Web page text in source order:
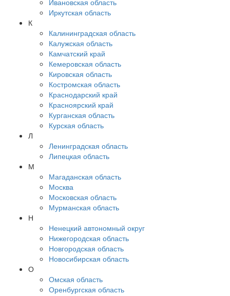
Ивановская область
Иркутская область
К
Калининградская область
Калужская область
Камчатский край
Кемеровская область
Кировская область
Костромская область
Краснодарский край
Красноярский край
Курганская область
Курская область
Л
Ленинградская область
Липецкая область
М
Магаданская область
Москва
Московская область
Мурманская область
Н
Ненецкий автономный округ
Нижегородская область
Новгородская область
Новосибирская область
О
Омская область
Оренбургская область